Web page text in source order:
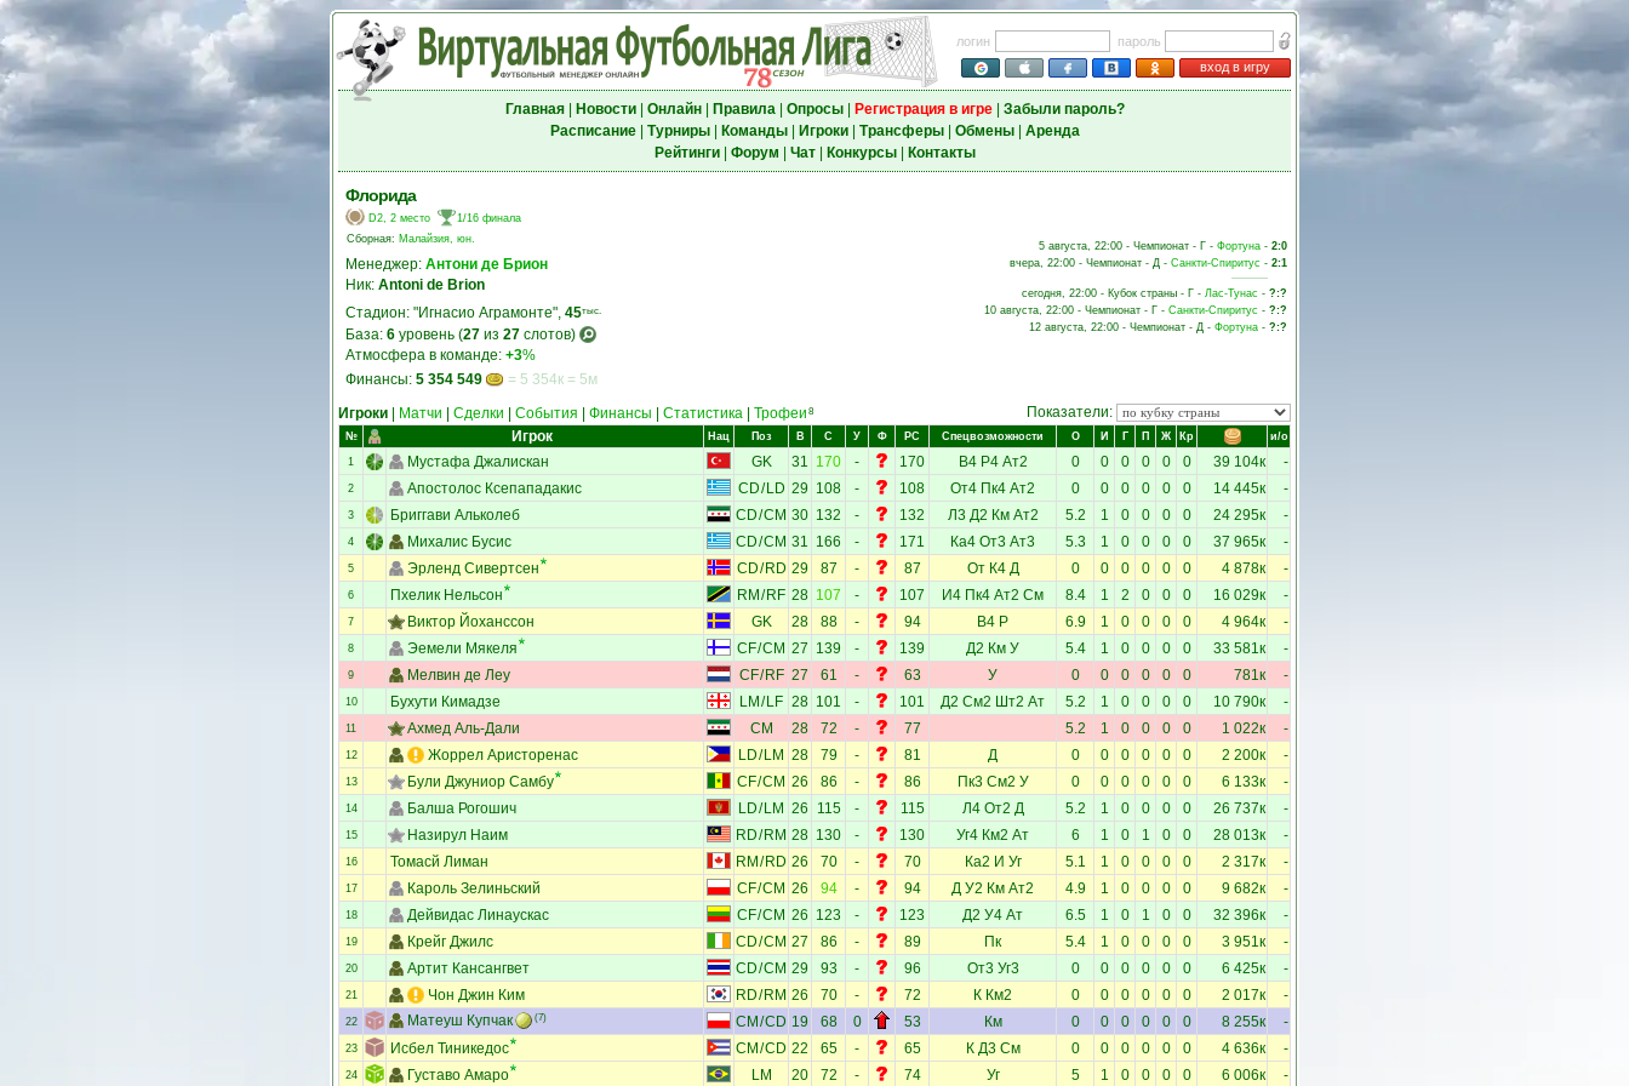
логин
пароль
вход в игру
Главная| Новости| Онлайн| Правила| Опросы| Регистрация в игре| Забыли пароль?
Расписание| Турниры| Команды| Игроки| Трансферы| Обмены| Аренда
Рейтинги| Форум Чат| Конкурсы| Контакты
Флорида
D2, 2 место
1/16 финала
Сборная: Малайзия, юн.
Менеджер: Антони де Брион
Ник: Antoni de Brion
Стадион: "Игнасио Аграмонте", 45тыс.
База: 6 уровень (27 из 27 слотов)
Атмосфера в команде: +3%
Финансы: 5 354 549 = 5 354к = 5м
5 августа, 22:00 - Чемпионат - Г - Фортуна - 2:0
вчера, 22:00 - Чемпионат - Д - Санкти-Спиритус - 2:1
сегодня, 22:00 - Кубок страны - Г - Лас-Тунас - ?:?
10 августа, 22:00 - Чемпионат - Г - Санкти-Спиритус - ?:?
12 августа, 22:00 - Чемпионат - Д - Фортуна - ?:?
Игроки Матчи Сделки События Финансы Статистика Трофеи 8 Показатели:
№ Игрок Нац Поз В С У Ф РС Спецвозможности О И Г П Ж Кр и/о
1 Мустафа Джалискан GK 31 170 - 170 В4 Р4 Ат2 0 0 0 0 0 0 39 104к -
2 Апостолос Ксепападакис CD/LD 29 108 - 108 От4 Пк4 Ат2 0 0 0 0 0 0 14 445к -
3 Бриггави Альколеб CD/CM 30 132 - 132 Л3 Д2 Км Ат2 5.2 1 0 0 0 0 24 295к -
4 Михалис Бусис CD/CM 31 166 - 171 Ка4 От3 Ат3 5.3 1 0 0 0 0 37 965к -
5 Эрленд Сивертсен CD/RD 29 87 - 87 От К4 Д 0 0 0 0 0 0 4 878к -
6 Пхелик Нельсон RM / RF 28 107 - 107 И4 Пк4 Ат2 См 8.4 1 2 0 0 0 16 029к -
7 Виктор Йоханссон GK 28 88 - 94 В4 Р 6.9 1 0 0 0 0 4 964к -
8 Эемели Мякеля CF/CM 27 139 - 139 Д2 Км У 5.4 1 0 0 0 0 33 581к -
9 Мелвин де Леу CF/RF 27 61 - 63 У 0 0 0 0 0 0 781к -
10 Бухути Кимадзе LM / LF 28 101 - 101 Д2 См2 Шт2 Ат 5.2 1 0 0 0 0 10 790к -
11 Ахмед Аль-Дали CM 28 72 - 77 5.2 1 0 0 0 0 1 022к -
12 Жоррел Аристоренас LD/ LM 28 79 - 81 Д 0 0 0 0 0 0 2 200к -
13 Були Джуниор Самбу CF/CM 26 86 - 86 Пк3 См2 У 0 0 0 0 0 0 6 133к -
14 Балша Рогошич LD/ LM 26 115 - 115 Л4 От2 Д 5.2 1 0 0 0 0 26 737к -
15 Назирул Наим RD/ RM 28 130 - 130 Уг4 Км2 Ат 6 1 0 1 0 0 28 013к -
16 Томасй Лиман RM / RD 26 70 - 70 Ка2 И Уг 5.1 1 0 0 0 0 2 317к -
17 Кароль Зелиньский CF/CM 26 94 - 94 Д У2 Км Ат2 4.9 1 0 0 0 0 9 682к -
18 Дейвидас Линаускас CF/CM 26 123 - 123 Д2 У4 Ат 6.5 1 0 1 0 0 32 396к -
19 Крейг Джилс CD/CM 27 86 - 89 Пк 5.4 1 0 0 0 0 3 951к -
20 Артит Кансангвет CD/CM 29 93 - 96 От3 Уг3 0 0 0 0 0 0 6 425к -
21 Чон Джин Ким RD/ RM 26 70 - 72 К Км2 0 0 0 0 0 0 2 017к -
22 Матеуш Купчак (7) CM /CD 19 68 0 53 Км 0 0 0 0 0 0 8 255к -
23 Исбел Тиникедос CM /CD 22 65 - 65 К Д3 См 0 0 0 0 0 0 4 636к -
24 Густаво Амаро LM 20 72 - 74 Уг 5 1 0 0 0 0 6 006к -